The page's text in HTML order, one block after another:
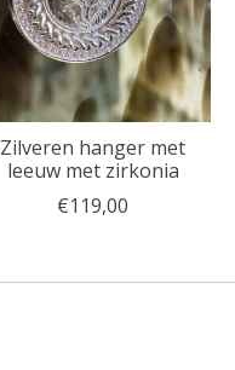
Zilveren hanger met
leeuw met zirkonia
€119,00